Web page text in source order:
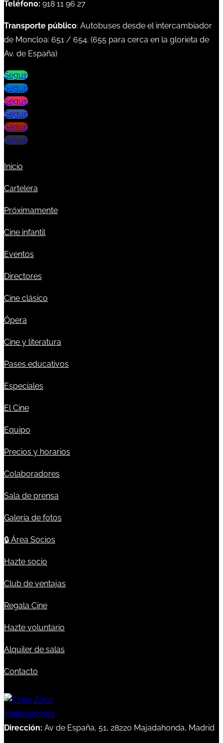
Teléfono: 918 11 96 27
Transporte público: Autobuses desde el intercambiador
de Moncloa: 651 / 654. (655 para cerca en la glorieta de
Av. de España)
Seguir
Seguir
Seguir
Seguir
Seguir
Seguir
Inicio
Cartelera
Próximamente
Cine infantil
Eventos
Directores
Cine clásico
Ópera
Cine y literatura
Pases educativos
Especiales
El Cine
Equipo
Precios y horarios
Colaboradores
Sala de prensa
Galería de fotos
🔒 Área Socios
Hazte socio
Club de ventajas
Regala Cine
Hazte voluntario
Alquiler de salas
Contacto
Dirección: Av de España, 51, 28220 Majadahonda, Madrid